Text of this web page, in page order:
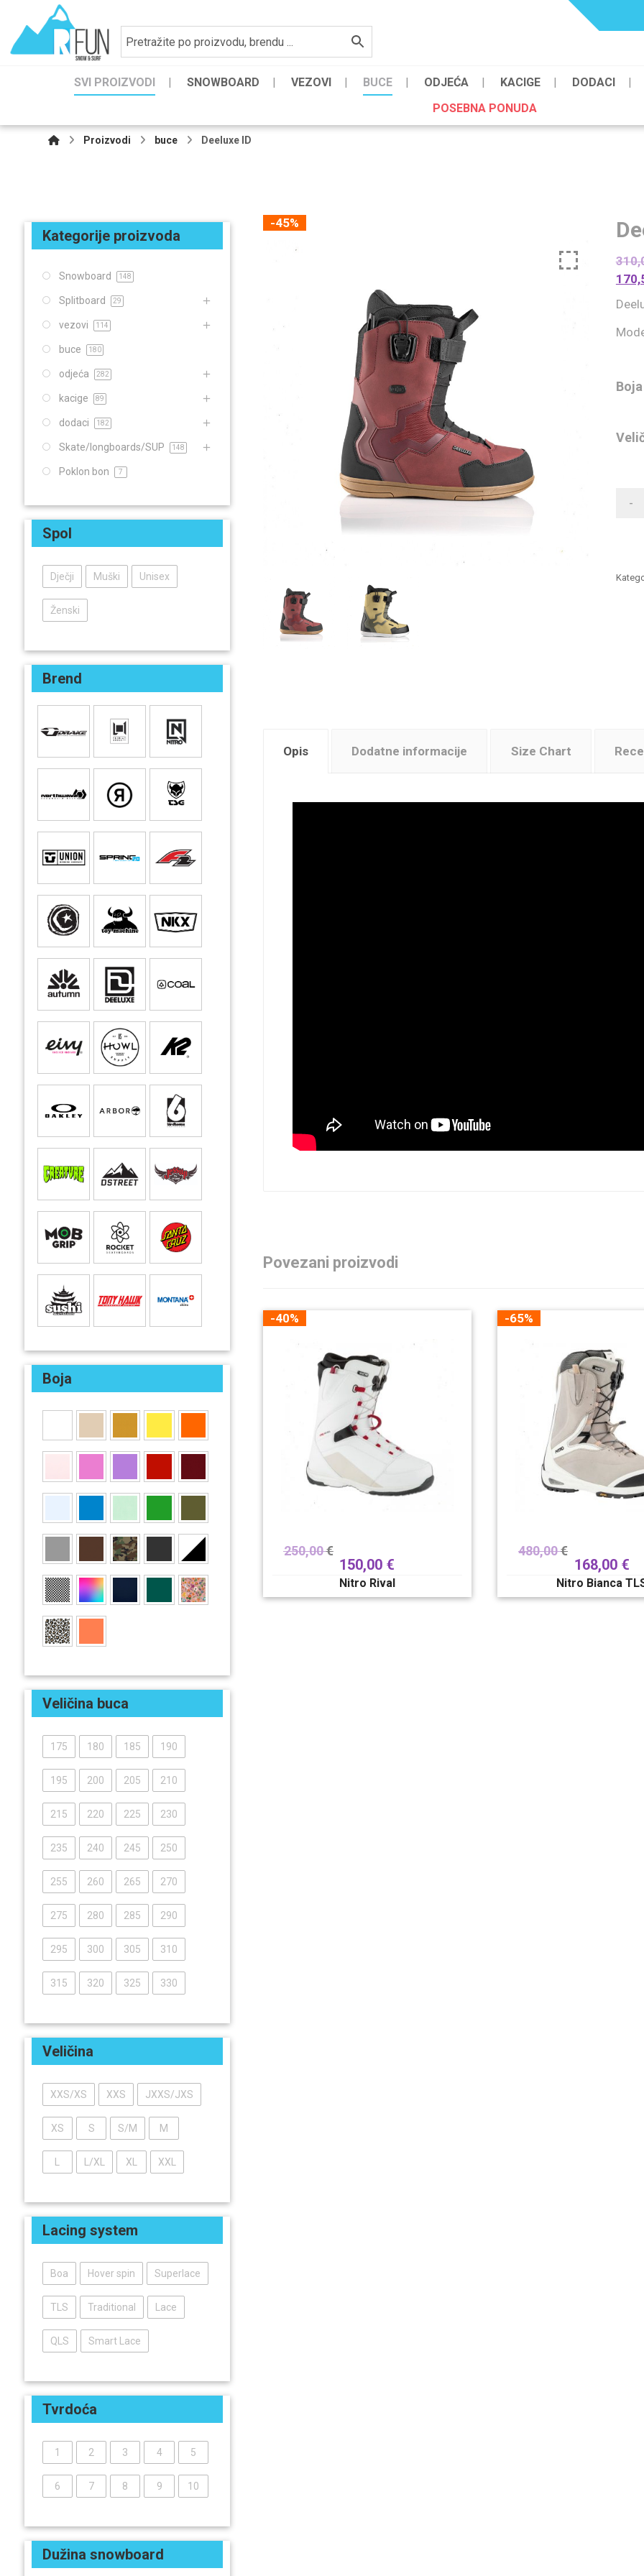
SVI PROIZVODI SNOWBOARD VEZOVI BUCE ODJEĆA KACIGE DODACI
POSEBNA PONUDA
Proizvodi buce Deeluxe ID
-45%
Boja
-
Opis Dodatne informacije Size Chart
Povezani proizvodi
-40%
250,00€
150,00 €
Nitro Rival
-65%
480,00€
168,00 €
Nitro Bianca
Kategorije proizvoda
Snowboard 148
Splitboard 29
vezovi 114
buce 180
odjeća 282
kacige 89
dodaci 182
Skate/longboards/SUP 148
Poklon bon 7
Spol
Dječji Muški Unisex
Ženski
Brend
Boja
Veličina buca
175 180 185 190
195 200 205 210
215 220 225 230
235 240 245 250
255 260 265 270
275 280 285 290
295 300 305 310
315 320 325 330
Veličina
XXS/XS XXS JXXS/JXS
XS S S/M M
L/XL XL XXL
Lacing system
Boa Hover spin Superlace
TLS Traditional Lace
QLS Smart Lace
Tvrdoća
1 2 3 4 5
6 7 8 9 10
Dužina snowboard